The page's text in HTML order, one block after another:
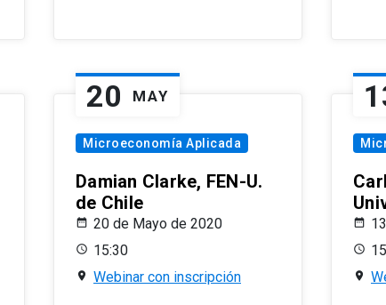
20 MAY
Microeconomía Aplicada
Damian Clarke, FEN-U.
de Chile
20 de Mayo de 2020
15:30
Webinar con inscripción